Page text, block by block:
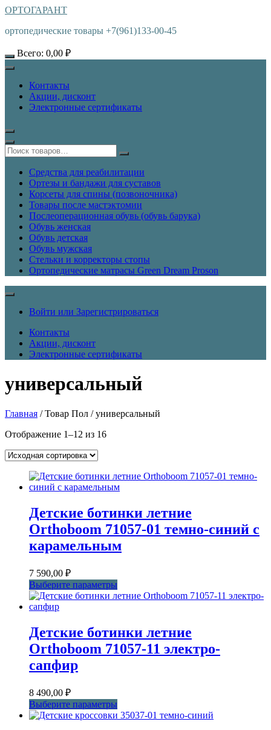
ОРТОГАРАНТ
ортопедические товары +7(961)133-00-45
Всего: 0,00 ₽
Контакты
Акции, дисконт
Электронные сертификаты
Средства для реабилитации
Ортезы и бандажи для суставов
Корсеты для спины (позвоночника)
Товары после мастэктомии
Послеоперационная обувь (обувь барука)
Обувь женская
Обувь детская
Обувь мужская
Стельки и корректоры стопы
Ортопедические матрасы Green Dream Proson
Войти или Зарегистрироваться
Контакты
Акции, дисконт
Электронные сертификаты
универсальный
Главная / Товар Пол / универсальный
Отображение 1–12 из 16
Детские ботинки летние
Orthoboom 71057-01 темно-синий с
карамельным
7 590,00 ₽
Выберите параметры
товар
Опции
можно
Детские ботинки летние
Orthoboom 71057-11 электро-
сапфир
8 490,00 ₽
Выберите параметры
товар